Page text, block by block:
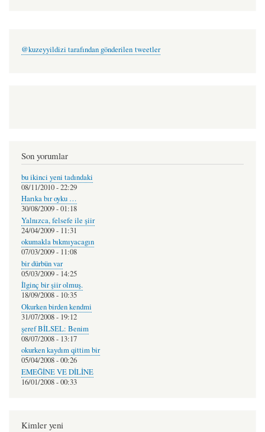
@kuzeyyildizi tarafından gönderilen tweetler
Son yorumlar
bu ikinci yeni tadındaki
08/11/2010 - 22:29
Harıka bır oyku …
30/08/2009 - 01:18
Yalnızca, felsefe ile şiir
24/04/2009 - 11:31
okumakla bıkmıyacagın
07/03/2009 - 11:08
bir dürbün var
05/03/2009 - 14:25
İlginç bir şiir olmuş.
18/09/2008 - 10:35
Okurken birden kendmi
31/07/2008 - 19:12
şeref BİLSEL: Benim
08/07/2008 - 13:17
okurken kaydım qittim bir
05/04/2008 - 00:26
EMEĞİNE VE DİLİNE
16/01/2008 - 00:33
Kimler yeni